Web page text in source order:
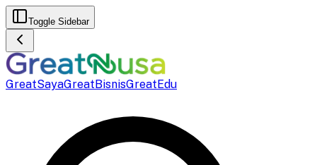
Toggle Sidebar
GreatSayaGreatBisnisGreatEdu